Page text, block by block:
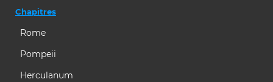
Chapitres
Rome
Pompeii
Herculanum